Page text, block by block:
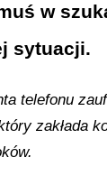
w
sytuacji.
telefonu
zakłada